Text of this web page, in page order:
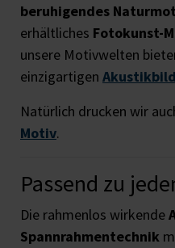
beruhigendes
erhältliches Fotokunst-
unsere Motivwelten
einzigartigen
Natürlich drucken wir
Motiv.
Passend zu
Die rahmenlos wirkende
Spannrahmentechnik